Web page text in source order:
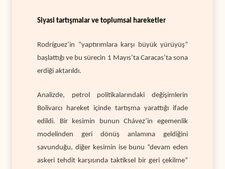
Siyasi tartışmalar ve toplumsal hareketler
Rodríguez’in “yaptırımlara karşı büyük yürüyüş”
başlattığı ve bu sürecin 1 Mayıs’ta Caracas’ta sona
erdiği aktarıldı.
Analizde, petrol politikalarındaki değişimlerin
Bolivarcı hareket içinde tartışma yarattığı ifade
edildi. Bir kesimin bunun Chávez’in egemenlik
modelinden geri dönüş anlamına geldiğini
savunduğu, diğer kesimin ise bunu “devam eden
askeri tehdit karşısında taktiksel bir geri çekilme”